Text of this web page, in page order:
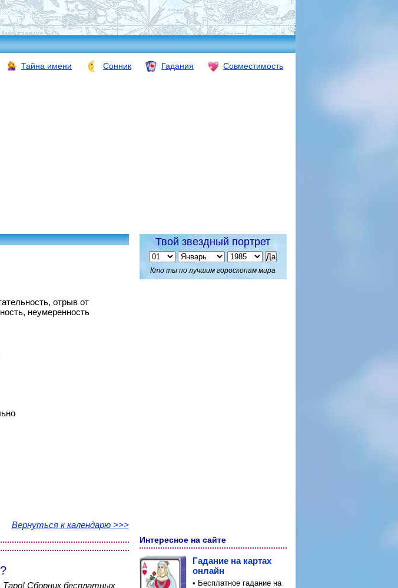
Тайна имени Сонник Гадания Совместимость
отрыв от
неумеренность
Вернуться к календарю >>>
Сборник бесплатных
Твой звездный портрет
Кто ты по лучшим гороскопам мира
Интересное на сайте
Гадание на картах
онлайн
• Бесплатное гадание на